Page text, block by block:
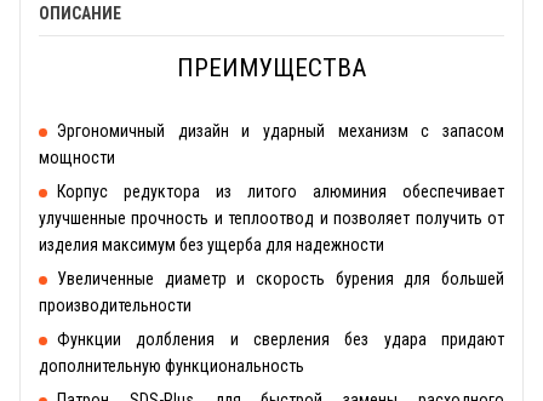
ОПИСАНИЕ
ПРЕИМУЩЕСТВА
Эргономичный дизайн и ударный механизм с запасом
мощности
Корпус редуктора из литого алюминия обеспечивает
улучшенные прочность и теплоотвод и позволяет получить от
изделия максимум без ущерба для надежности
Увеличенные диаметр и скорость бурения для большей
производительности
Функции долбления и сверления без удара придают
дополнительную функциональность